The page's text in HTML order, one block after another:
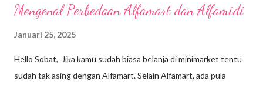
Mengenal Perbedaan Alfamart dan Alfamidi
Januari 25, 2025
Hello Sobat, Jika kamu sudah biasa belanja di minimarket tentu
sudah tak asing dengan Alfamart. Selain Alfamart, ada pula